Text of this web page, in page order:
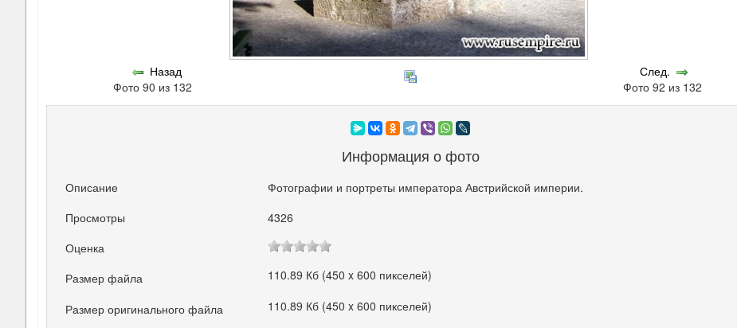
Назад
Фото 90 из 132
След.
Фото 92 из 132
Информация о фото
Описание
Фотографии и портреты императора Австрийской империи.
Просмотры
4326
Оценка
Размер файла
110.89 Кб (450 x 600 пикселей)
Размер оригинального файла 110.89 Кб (450 x 600 пикселей)